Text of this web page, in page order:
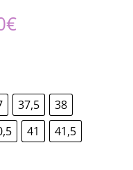
€Plage
de
à
130,00€
37,5
38
41
41,5